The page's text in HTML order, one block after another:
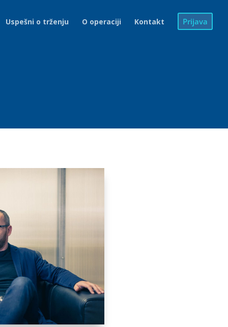
Uspešni o trženju O operaciji Kontakt Prijava